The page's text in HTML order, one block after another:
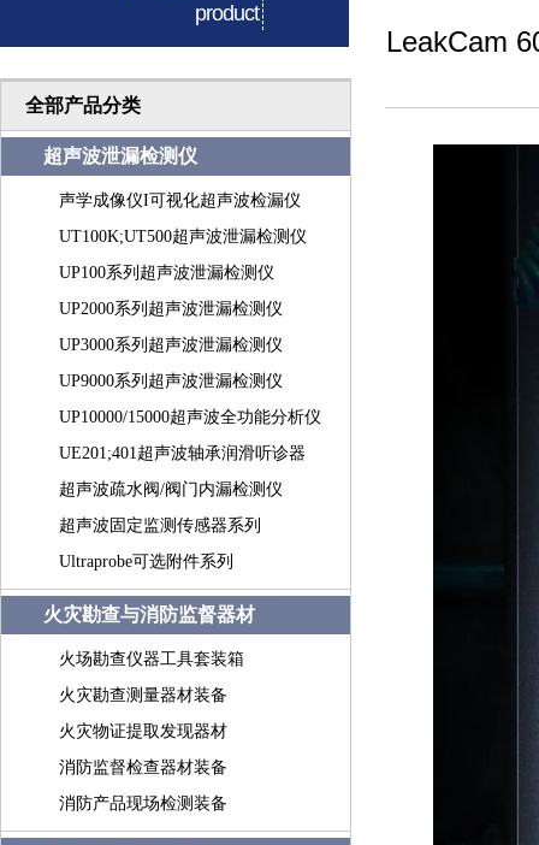
product
全部产品分类
超声波泄漏检测仪
声学成像仪I可视化超声波检漏仪
UT100K;UT500超声波泄漏检测仪
UP100系列超声波泄漏检测仪
UP2000系列超声波泄漏检测仪
UP3000系列超声波泄漏检测仪
UP9000系列超声波泄漏检测仪
UP10000/15000超声波全功能分析仪
UE201;401超声波轴承润滑听诊器
超声波疏水阀/阀门内漏检测仪
超声波固定监测传感器系列
Ultraprobe可选附件系列
火灾勘查与消防监督器材
火场勘查仪器工具套装箱
火灾勘查测量器材装备
火灾物证提取发现器材
消防监督检查器材装备
消防产品现场检测装备
LeakCam